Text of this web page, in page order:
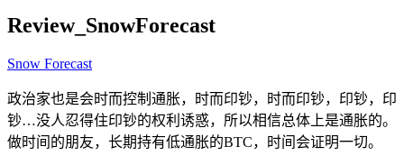
Review_SnowForecast
Snow Forecast
政治家也是会时而控制通胀，时而印钞，时而印钞，印钞，印
钞…没人忍得住印钞的权利诱惑，所以相信总体上是通胀的。
做时间的朋友，长期持有低通胀的BTC，时间会证明一切。